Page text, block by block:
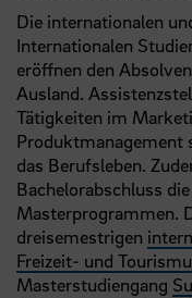
Die internationalen
Internationalen
eröffnen den
Ausland.
Tätigkeiten im
Produktmanagement
das Berufsleben.
Bachelorabschluss
Masterprogrammen.
dreisemestrigen
Freizeit- und
Masterstudiengang